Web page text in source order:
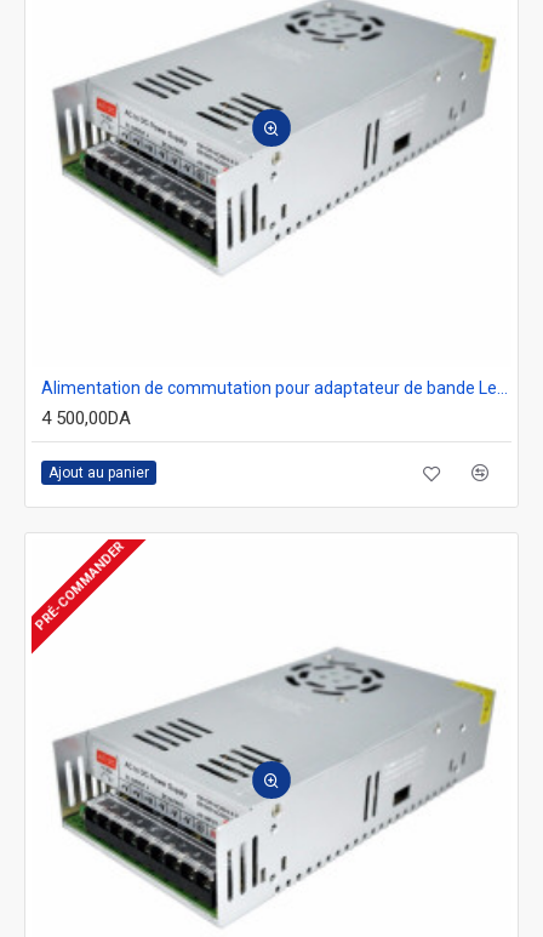
4 500,00DA
Ajout au panier
PRÉ-COMMANDER